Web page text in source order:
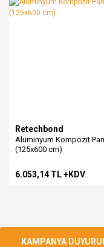
Retechbond
Alüminyum Kompozit
(125x600 cm)
6.053,14 TL +KDV
KAMPANYA